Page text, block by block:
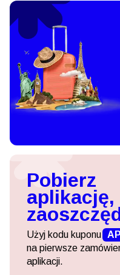
Pobierz
aplikację,
Użyj kodu kuponu
na pierwsze
aplikacji.